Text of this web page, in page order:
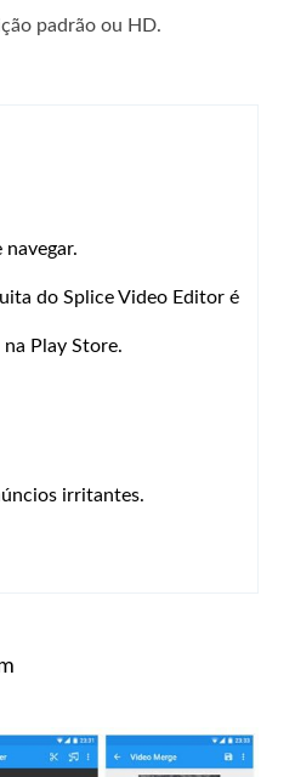
padrão ou HD.
do Splice Video Editor é
Play Store.
irritantes.